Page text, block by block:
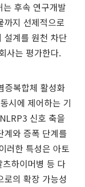
는 후속 연구개발
까지 선제적으로
설계를 원천 차단
사는 평가한다.
증복합체 활성화
시에 제어하는 기
신호 축을
계와 증폭 단계를
러한 특성은 아토
하이머병 등 다
로의 확장 가능성